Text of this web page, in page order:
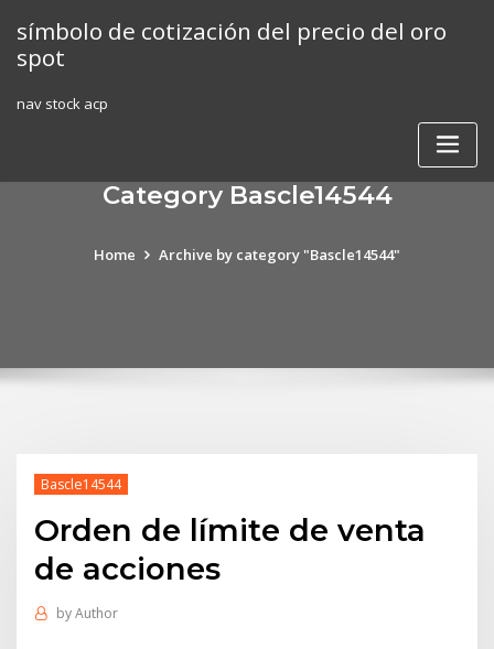
content
símbolo de cotización del precio del oro
spot
nav stock acp
Category Bascle14544
Home Archive by category "Bascle14544"
Bascle14544
Orden de límite de venta
de acciones
byAuthor